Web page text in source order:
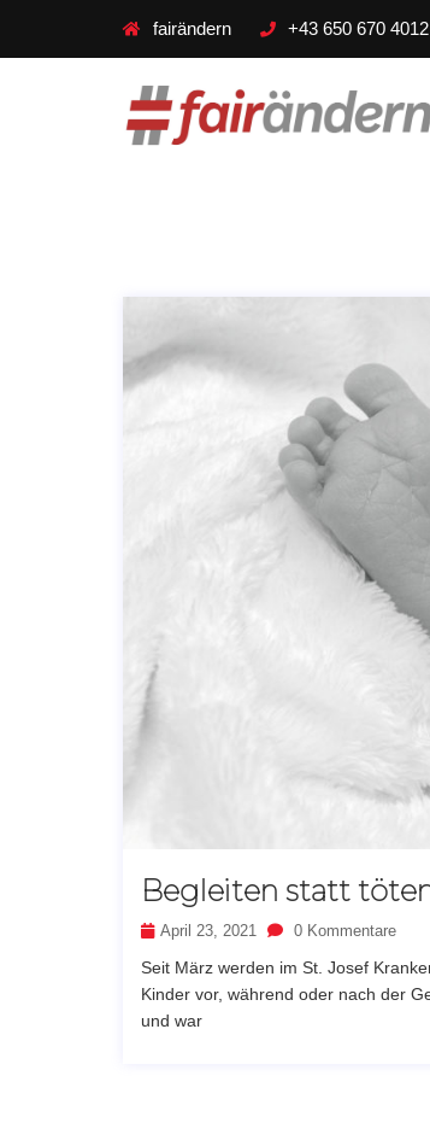
fairändern +43 650 670 4012
Begleiten statt
April 23, 2021 0 Kommentare
Seit März werden im St. Josef
Kinder vor, während oder nach der
und war